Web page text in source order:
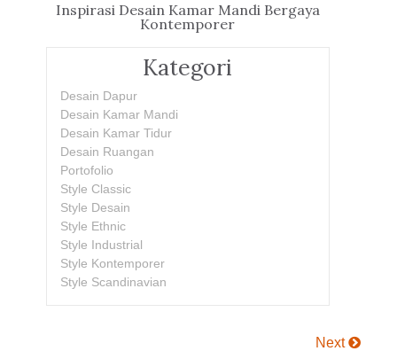
Inspirasi Desain Kamar Mandi Bergaya
Kontemporer
Kategori
Desain Dapur
Desain Kamar Mandi
Desain Kamar Tidur
Desain Ruangan
Portofolio
Style Classic
Style Desain
Style Ethnic
Style Industrial
Style Kontemporer
Style Scandinavian
Next